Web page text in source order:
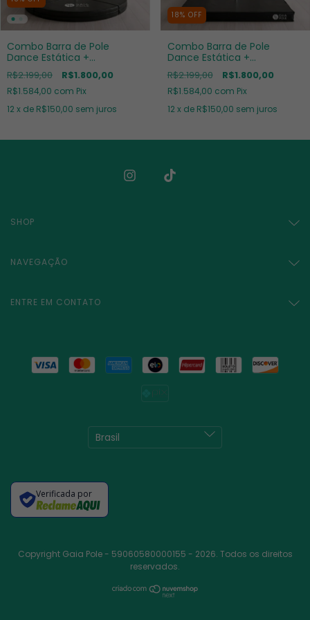
Combo Barra de Pole
Dance Estática +
Colchonete Redondo
R$2.199,00 R$1.800,00
R$1.584,00 com Pix
12 x de R$150,00 sem juros
18% OFF
Combo Barra de Pole
Dance Estática +
Colchonete Quadrado
R$2.199,00 R$1.800,00
R$1.584,00 com Pix
12 x de R$150,00 sem juros
SHOP
NAVEGAÇÃO
ENTRE EM CONTATO
Verificada por
Copyright Gaia Pole - 59060580000155 - 2026. Todos os direitos
reservados.